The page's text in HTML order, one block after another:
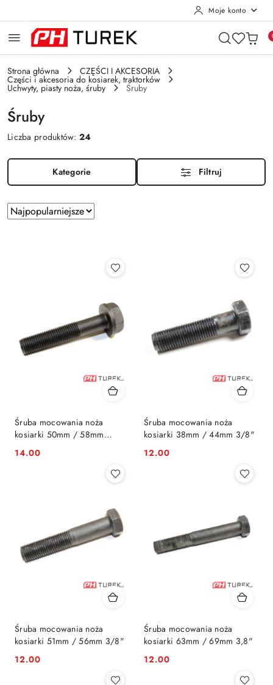
Moje konto
Strona główna CZĘŚCI I AKCESORIA
Części i akcesoria do kosiarek, traktorków
Uchwyty, piasty noża, śruby Śruby
Śruby
Liczba produktów:24
Kategorie Filtruj
Zastosowano
sortowanie:
Sortuj
według
Śruba mocowania noża
kosiarki 50mm / 58mm
uniwersa
Cena:
14.00
Śruba mocowania noża
kosiarki 38mm / 44mm 3/8"
Cena:
12.00
Śruba mocowania noża
kosiarki 51mm / 56mm 3/8"
Cena:
12.00
Śruba mocowania noża
kosiarki 63mm / 69mm 3,8"
Cena:
12.00